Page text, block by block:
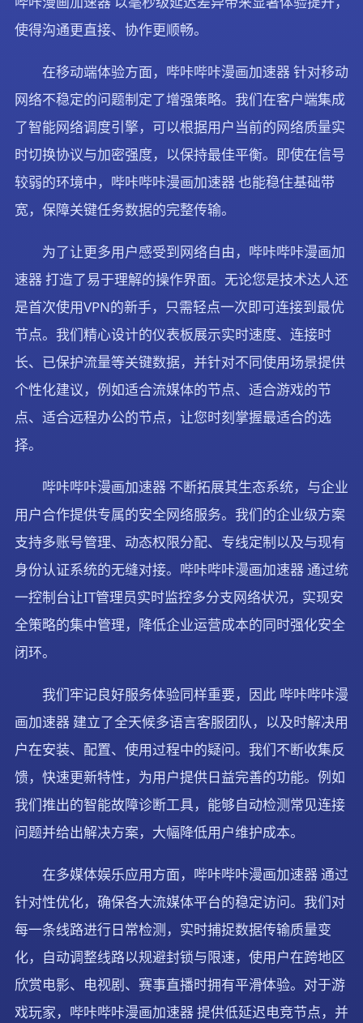
使得沟通更直接、协作更顺畅。
在移动端体验方面，哔咔哔咔漫画加速器 针对移动
网络不稳定的问题制定了增强策略。我们在客户端集成
了智能网络调度引擎，可以根据用户当前的网络质量实
时切换协议与加密强度，以保持最佳平衡。即使在信号
较弱的环境中，哔咔哔咔漫画加速器 也能稳住基础带
宽，保障关键任务数据的完整传输。
为了让更多用户感受到网络自由，哔咔哔咔漫画加
速器 打造了易于理解的操作界面。无论您是技术达人还
是首次使用VPN的新手，只需轻点一次即可连接到最优
节点。我们精心设计的仪表板展示实时速度、连接时
长、已保护流量等关键数据，并针对不同使用场景提供
个性化建议，例如适合流媒体的节点、适合游戏的节
点、适合远程办公的节点，让您时刻掌握最适合的选
择。
哔咔哔咔漫画加速器 不断拓展其生态系统，与企业
用户合作提供专属的安全网络服务。我们的企业级方案
支持多账号管理、动态权限分配、专线定制以及与现有
身份认证系统的无缝对接。哔咔哔咔漫画加速器 通过统
一控制台让IT管理员实时监控多分支网络状况，实现安
全策略的集中管理，降低企业运营成本的同时强化安全
闭环。
我们牢记良好服务体验同样重要，因此 哔咔哔咔漫
画加速器 建立了全天候多语言客服团队，以及时解决用
户在安装、配置、使用过程中的疑问。我们不断收集反
馈，快速更新特性，为用户提供日益完善的功能。例如
我们推出的智能故障诊断工具，能够自动检测常见连接
问题并给出解决方案，大幅降低用户维护成本。
在多媒体娱乐应用方面，哔咔哔咔漫画加速器 通过
针对性优化，确保各大流媒体平台的稳定访问。我们对
每一条线路进行日常检测，实时捕捉数据传输质量变
化，自动调整线路以规避封锁与限速，使用户在跨地区
欣赏电影、电视剧、赛事直播时拥有平滑体验。对于游
戏玩家，哔咔哔咔漫画加速器 提供低延迟电竞节点，并